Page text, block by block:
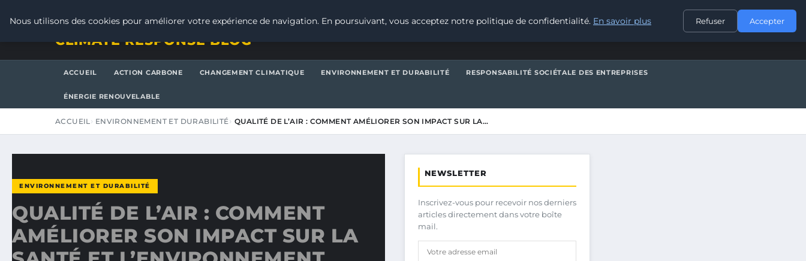
CONTACT
CLIMATE RESPONSE BLOG
ACCUEIL ACTION CARBONE CHANGEMENT CLIMATIQUE ENVIRONNEMENT ET DURABILITÉ RESPONSABILITÉ SOCIÉTALE DES ENTREPRISES
ÉNERGIE RENOUVELABLE
ACCUEIL ENVIRONNEMENT ET DURABILITÉ QUALITÉ DE L’AIR : COMMENT AMÉLIORER SON IMPACT SUR LA…
ENVIRONNEMENT ET DURABILITÉ
QUALITÉ DE L’AIR : COMMENT
AMÉLIORER SON IMPACT SUR LA
NEWSLETTER
Inscrivez-vous pour recevoir nos derniers
articles directement dans votre boîte
mail.
Nous utilisons des cookies pour améliorer votre expérience de navigation. En poursuivant, vous acceptez notre politique de confidentialité. En savoir plus Refuser Accepter